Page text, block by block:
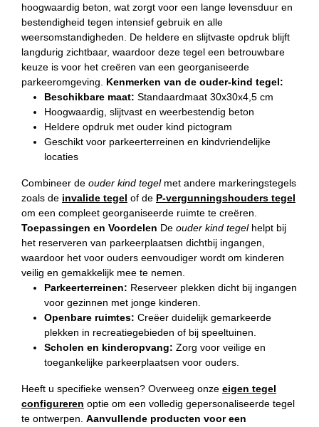
hoogwaardig beton, wat zorgt voor een lange levensduur en
bestendigheid tegen intensief gebruik en alle
weersomstandigheden. De heldere en slijtvaste opdruk blijft
langdurig zichtbaar, waardoor deze tegel een betrouwbare
keuze is voor het creëren van een georganiseerde
parkeeromgeving. Kenmerken van de ouder-kind tegel:
Beschikbare maat: Standaardmaat 30x30x4,5 cm
Hoogwaardig, slijtvast en weerbestendig beton
Heldere opdruk met ouder kind pictogram
Geschikt voor parkeerterreinen en kindvriendelijke
locaties
Combineer de ouder kind tegelmet andere markeringstegels
zoals de invalide tegel of de P-vergunningshouders tegel
om een compleet georganiseerde ruimte te creëren.
Toepassingen en Voordelen De ouder kind tegelhelpt bij
het reserveren van parkeerplaatsen dichtbij ingangen,
waardoor het voor ouders eenvoudiger wordt om kinderen
veilig en gemakkelijk mee te nemen.
Parkeerterreinen: Reserveer plekken dicht bij ingangen
voor gezinnen met jonge kinderen.
Openbare ruimtes: Creëer duidelijk gemarkeerde
plekken in recreatiegebieden of bij speeltuinen.
Scholen en kinderopvang: Zorg voor veilige en
toegankelijke parkeerplaatsen voor ouders.
Heeft u specifieke wensen? Overweeg onze eigen tegel
configureren optie om een volledig gepersonaliseerde tegel
te ontwerpen. Aanvullende producten voor een